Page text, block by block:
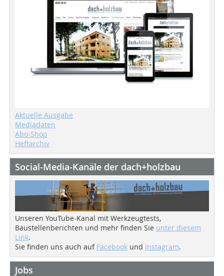
Aktuelle Ausgabe
Mediadaten
Abo-Shop
Heftarchiv
Social-Media-Kanäle der dach+holzbau
Unseren YouTube-Kanal mit Werkzeugtests,
Baustellenberichten und mehr finden Sie unter diesem
Link.
Sie finden uns auch auf Facebook und Instagram.
Jobs